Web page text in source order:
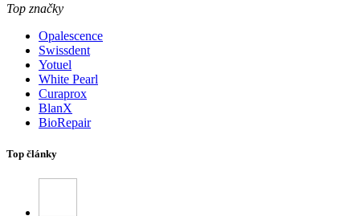
Top značky
Opalescence
Swissdent
Yotuel
White Pearl
Curaprox
BlanX
BioRepair
Top články